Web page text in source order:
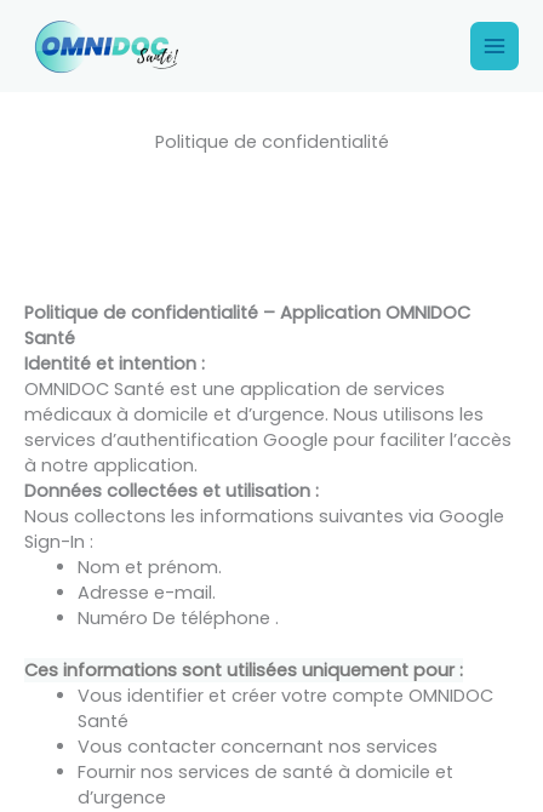
contenu
Main
Politique de confidentialité
Politique de confidentialité – Application OMNIDOC
Santé
Identité et intention :
OMNIDOC Santé est une application de services
médicaux à domicile et d’urgence. Nous utilisons les
services d’authentification Google pour faciliter l’accès
à notre application.
Données collectées et utilisation :
Nous collectons les informations suivantes via Google
Sign-In :
Nom et prénom.
Adresse e-mail.
Numéro De téléphone .
Ces informations sont utilisées uniquement pour :
Vous identifier et créer votre compte OMNIDOC
Santé
Vous contacter concernant nos services
Fournir nos services de santé à domicile et
d’urgence